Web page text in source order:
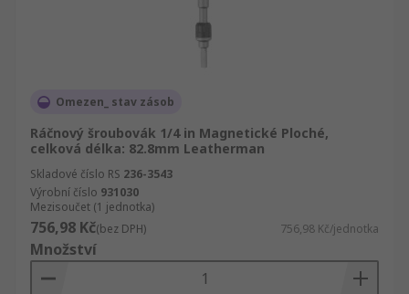
Omezen_ stav zásob
Ráčnový šroubovák 1/4 in Magnetické Ploché,
celková délka: 82.8mm Leatherman
Skladové číslo RS 236-3543
Výrobní číslo 931030
Mezisoučet (1 jednotka)
756,98 Kč(bez DPH) 756,98 Kč/jednotka
Množství